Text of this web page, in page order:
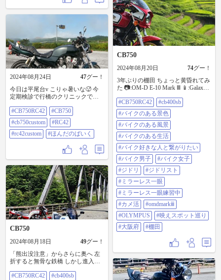
コーポ原田１F 03-6410-5975 info-
bbota@bb-bike.com ●2号店オープン
スタム・車検の専門店 東京都足立
区 ━━━━━━━━━━━━━━ #bb商会バイ
ク洗車センター東京大田 #bb商会 #
バイク #オートバイ #ツーリング #
バイク好き #ガラスコーティング #
ガラスコーティング専門店 #洗車 #
コーティング #バイク洗車 #バイク
洗車 #Honda #ホンダ #CB750RC42
2024年08月24日 47グー！
今日は平尾台v こりゃ暑いな🥵 今
定期検診で行橋のクリニックで待
#cb750custom #rc42 #rc42custom #ほ
んだのばいく
#CB750RC42
#CB750
#cb750custom
#RC42
#rc42custom
#ほんだのばいく
CB750
2024年08月20日 74グー！
3年ぶりの棚田 ちょっと黄昏れてみ
た 📷️:OM-D E-10 Mark Ⅲ 📱:Galaxy
ある景色 #バイクのある風景 #バイ
クのある生活 #バイク好きな人と繋
がりたい #バイク男子 #バイク女子
#ジドリ #ジドリスト #ミラーレス
一眼 #ミラーレス一眼練習中 #カメ
活 #omdmarkiii #olympus #映えスポ
ット巡り #大阪府 #棚田
#CB750RC42
#cb400sb
#バイクのある景色
#バイクのある風景
#バイクのある生活
#バイク好きな人と繋がりたい
#バイク男子
#バイク女子
#ジドリ
#ジドリスト
#ミラーレス一眼
#ミラーレス一眼練習中
#カメ活
#omdmarkⅲ
#OLYMPUS
#映えスポット巡り
#大阪府
#棚田
CB750
2024年08月18日 49グー！
「熊出没注意」からさらに奥へ 左
折すると無骨な鉄橋 しかし進入禁
を感じず引き返し 📷:OM-D E-10
#CB750RC42 #cb400sb